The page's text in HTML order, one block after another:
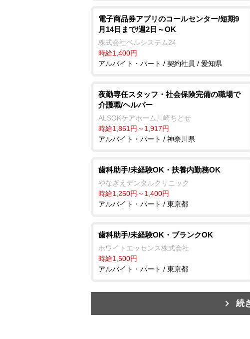
電子商品券アプリのコールセンター/短期9
月14日まで/週2日～OK
株式会社ベルシステム24
時給1,400円
アルバイト・パート / 契約社員 / 愛知県
夜勤専任スタッフ・社会保険完備の職場で
介護職/ヘルパー
ALSOKケアホーム川崎ちとせ
時給1,861円～1,917円
アルバイト・パート / 神奈川県
歯科助手/未経験OK・扶養内勤務OK
なぎえデンタルクリニック
時給1,250円～1,400円
アルバイト・パート / 東京都
歯科助手/未経験OK・ブランクOK
ホワイトエッセンス株式会社
時給1,500円
アルバイト・パート / 東京都
続